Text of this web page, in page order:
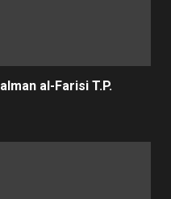
al-Farisi T.P.